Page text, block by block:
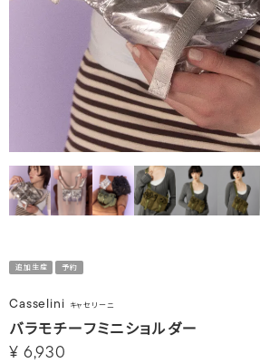
追加生産 予約
Casselini キャセリーニ
バラモチーフミニショルダー
¥ 6,930